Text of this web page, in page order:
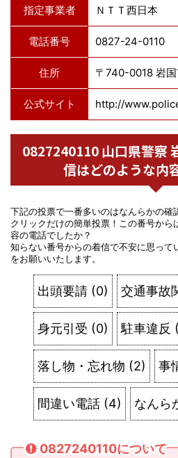
指定事業者 ＮＴＴ西日本
電話番号 0827-24-0110
住所 〒740-0018 岩
公式サイト http://
0827240110 山口県警察
信はどのような内
下記の投票で一番多いのはなんらかの確
クリックだけの簡単投票！この番号から
容の電話でしたか？
知らない番号からの着信で不安に思って
をお願いいたします。
出頭要請 (0) 交通事故
身元引受 (0) 駐車違反 (
落し物・忘れ物 (2) 事
間違い電話 (4) なんら
0827240110について